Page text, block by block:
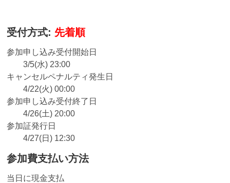
受付方式: 先着順
参加申し込み受付開始日
3/5(水) 23:00
キャンセルペナルティ発生日
4/22(火) 00:00
参加申し込み受付終了日
4/26(土) 20:00
参加証発行日
4/27(日) 12:30
参加費支払い方法
当日に現金支払